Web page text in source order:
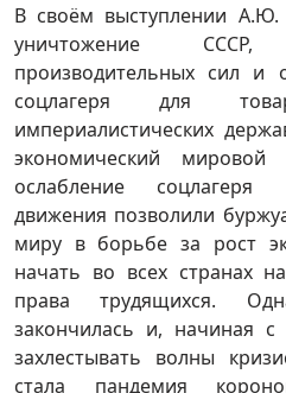
В своём выступлении А.Ю.
уничтожение
производительных сил и
соцлагеря для
империалистических
экономический мировой
ослабление соцлагеря
движения позволили
миру в борьбе за рост
начать во всех странах
права трудящихся.
закончилась и, начиная
захлестывать волны
стала пандемия